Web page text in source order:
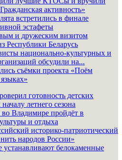
активность»
встретились в финале
эстафеты
и дружеским визитом
Республики Беларусь
национально-культурных и
обсудили на...
съёмки проекта «Поём
готовность детских
летнего сезона
во Владимире пройдёт в
и отдыха
историко-патриотический
народов России»
устанавливают белокаменные